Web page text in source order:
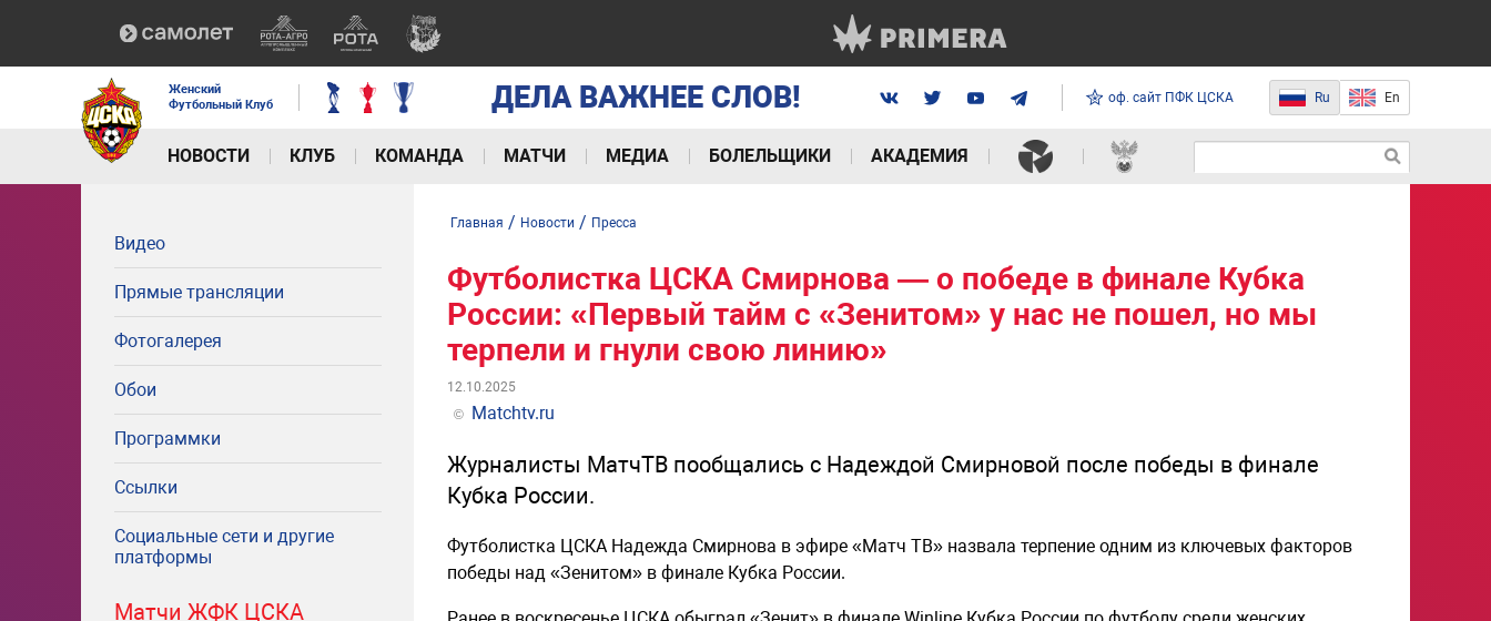
Женский
Футбольный Клуб
ДЕЛА ВАЖНЕЕ СЛОВ! оф. сайт ПФК ЦСКА Ru En
НОВОСТИ КЛУБ КОМАНДА МАТЧИ МЕДИА БОЛЕЛЬЩИКИ АКАДЕМИЯ
Видео
Прямые трансляции
Фотогалерея
Обои
Программки
Ссылки
Социальные сети и другие
платформы
Матчи ЖФК ЦСКА
Главная / Новости / Пресса
Футболистка ЦСКА Смирнова — о победе в финале Кубка
России: «Первый тайм с «Зенитом» у нас не пошел, но мы
терпели и гнули свою линию»
12.10.2025
©
Matchtv.ru
Журналисты МатчТВ пообщались с Надеждой Смирновой после победы в финале
Кубка России.
Футболистка ЦСКА Надежда Смирнова в эфире «Матч ТВ» назвала терпение одним из ключевых факторов
победы над «Зенитом» в финале Кубка России.